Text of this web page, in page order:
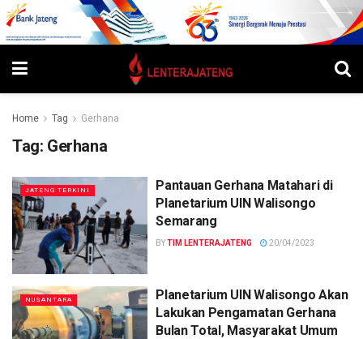
Home Tag Gerhana
Tag: Gerhana
JATENG TERKINI
Pantauan Gerhana Matahari di
Planetarium UIN Walisongo
Semarang
BYTIM LENTERAJATENG 20/04/2023
NUSANTARA
Planetarium UIN Walisongo Akan
Lakukan Pengamatan Gerhana
Bulan Total, Masyarakat Umum